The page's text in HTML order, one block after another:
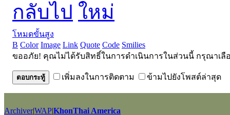
กลับไป
โหมดขั้นสูง
B Color Image Link Quote Code Smilies
ขออภัย! คุณไม่ได้รับสิทธิ์ในการดำเนินการในส่วนนี้ กรุณาเลื
ตอบกระทู้ เพิ่มลงในการติดตาม ข้ามไปยังโพสต์ล่าสุด
Archiver|WAP|KhonThai America